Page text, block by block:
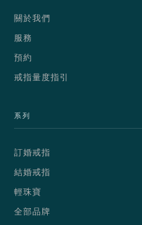
關於我們
服務
預約
戒指量度指引
系列
訂婚戒指
結婚戒指
輕珠寶
全部品牌